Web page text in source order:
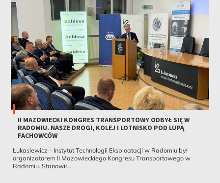
II MAZOWIECKI KONGRES TRANSPORTOWY ODBYŁ SIĘ W
RADOMIU. NASZE DROGI, KOLEJ I LOTNISKO POD LUPĄ
FACHOWCÓW
Łukasiewicz – Instytut Technologii Eksploatacji w Radomiu był
organizatorem II Mazowieckiego Kongresu Transportowego w
Radomiu. Stanowił...